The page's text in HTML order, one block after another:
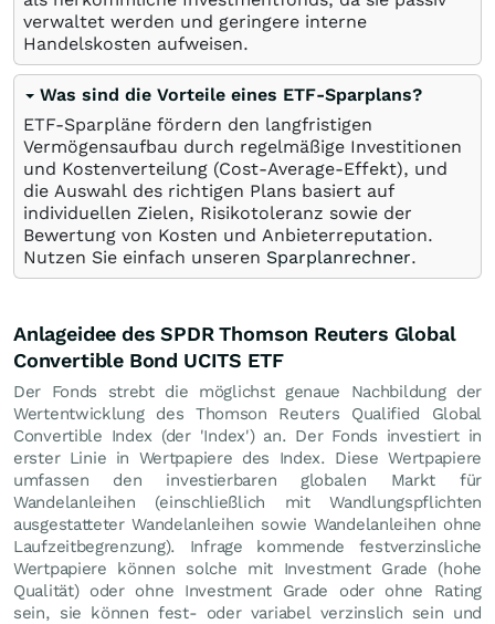
verwaltet werden und geringere interne
Handelskosten aufweisen.
Was sind die Vorteile eines ETF-Sparplans?
ETF-Sparpläne fördern den langfristigen
Vermögensaufbau durch regelmäßige Investitionen
und Kostenverteilung (Cost-Average-Effekt), und
die Auswahl des richtigen Plans basiert auf
individuellen Zielen, Risikotoleranz sowie der
Bewertung von Kosten und Anbieterreputation.
Nutzen Sie einfach unseren Sparplanrechner.
Anlageidee des SPDR Thomson Reuters Global
Convertible Bond UCITS ETF
Der Fonds strebt die möglichst genaue Nachbildung der
Wertentwicklung des Thomson Reuters Qualified Global
Convertible Index (der 'Index') an. Der Fonds investiert in
erster Linie in Wertpapiere des Index. Diese Wertpapiere
umfassen den investierbaren globalen Markt für
Wandelanleihen (einschließlich mit Wandlungspflichten
ausgestatteter Wandelanleihen sowie Wandelanleihen ohne
Laufzeitbegrenzung). Infrage kommende festverzinsliche
Wertpapiere können solche mit Investment Grade (hohe
Qualität) oder ohne Investment Grade oder ohne Rating
sein, sie können fest- oder variabel verzinslich sein und